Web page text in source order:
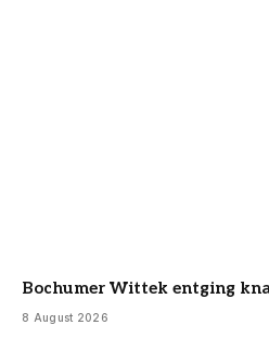
Bochumer Wittek entging
8 August 2026